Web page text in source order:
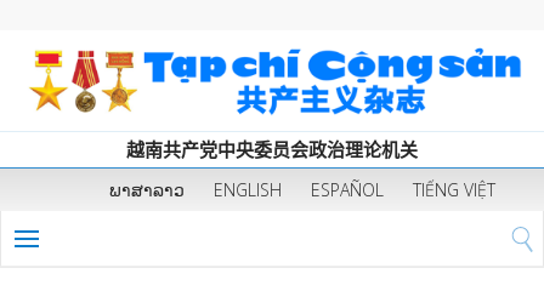
越南共产党中央委员会政治理论机关
ພາສາລາວ ENGLISH ESPAÑOL TIẾNG VIỆT